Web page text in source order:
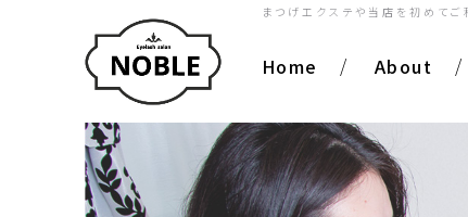
まつげエクステや当店を 初めてご
Home About